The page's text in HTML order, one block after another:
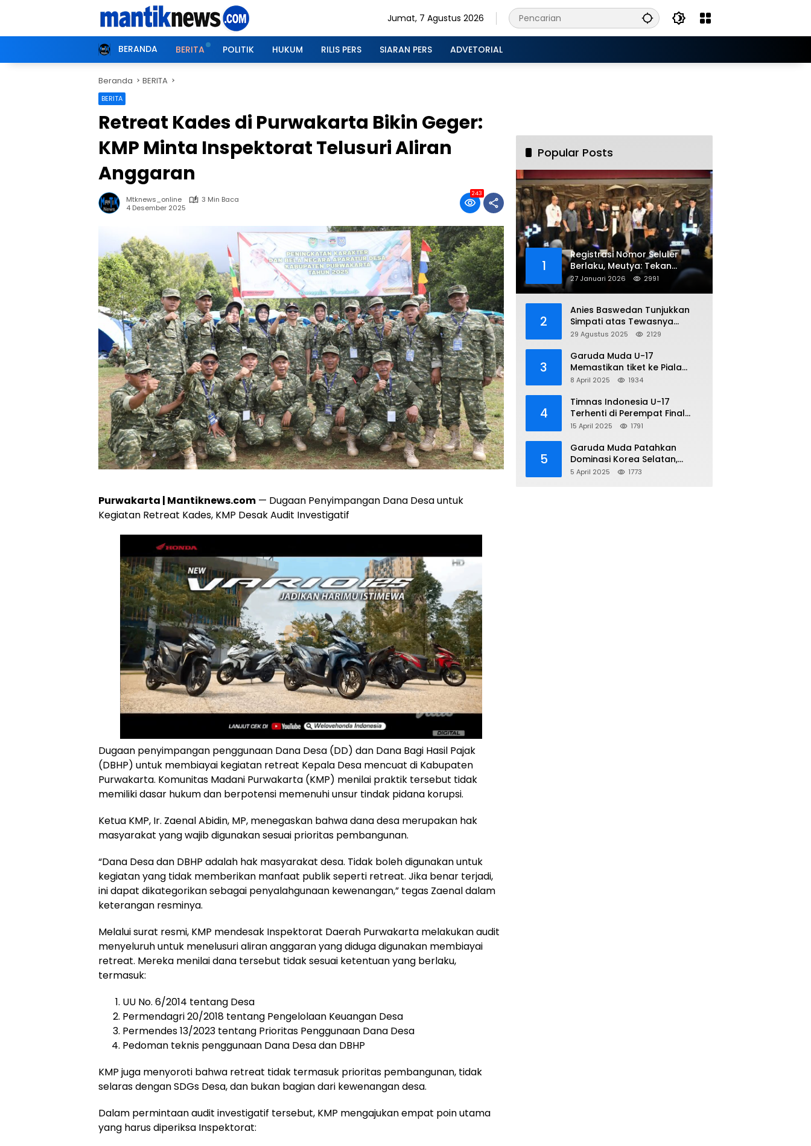
Jumat, 7 Agustus 2026
BERANDA BERITA POLITIK HUKUM RILIS PERS SIARAN PERS ADVETORIAL
Beranda BERITA
BERITA
Retreat Kades di Purwakarta Bikin Geger:
KMP Minta Inspektorat Telusuri Aliran
Anggaran
Mtknews_online
3 Min Baca
4 Desember 2025
243
Purwakarta | Mantiknews.com — Dugaan Penyimpangan Dana Desa untuk
Kegiatan Retreat Kades, KMP Desak Audit Investigatif
Dugaan penyimpangan penggunaan Dana Desa (DD) dan Dana Bagi Hasil Pajak
(DBHP) untuk membiayai kegiatan retreat Kepala Desa mencuat di Kabupaten
Purwakarta. Komunitas Madani Purwakarta (KMP) menilai praktik tersebut tidak
memiliki dasar hukum dan berpotensi memenuhi unsur tindak pidana korupsi.
Ketua KMP, Ir. Zaenal Abidin, MP, menegaskan bahwa dana desa merupakan hak
masyarakat yang wajib digunakan sesuai prioritas pembangunan.
“Dana Desa dan DBHP adalah hak masyarakat desa. Tidak boleh digunakan untuk
kegiatan yang tidak memberikan manfaat publik seperti retreat. Jika benar terjadi,
ini dapat dikategorikan sebagai penyalahgunaan kewenangan,” tegas Zaenal dalam
keterangan resminya.
Melalui surat resmi, KMP mendesak Inspektorat Daerah Purwakarta melakukan audit
menyeluruh untuk menelusuri aliran anggaran yang diduga digunakan membiayai
retreat. Mereka menilai dana tersebut tidak sesuai ketentuan yang berlaku,
termasuk:
UU No. 6/2014 tentang Desa
Permendagri 20/2018 tentang Pengelolaan Keuangan Desa
Permendes 13/2023 tentang Prioritas Penggunaan Dana Desa
Pedoman teknis penggunaan Dana Desa dan DBHP
KMP juga menyoroti bahwa retreat tidak termasuk prioritas pembangunan, tidak
selaras dengan SDGs Desa, dan bukan bagian dari kewenangan desa.
Dalam permintaan audit investigatif tersebut, KMP mengajukan empat poin utama
yang harus diperiksa Inspektorat:
Popular Posts
1
Registrasi Nomor Seluler
Berlaku, Meutya: Tekan
Penipuan Online
27 Januari 2026 2991
2
Anies Baswedan Tunjukkan
Simpati atas Tewasnya
Pengemudi Ojol dalam Aksi
29 Agustus 2025 2129
3
Garuda Muda U-17
Memastikan tiket ke Piala
Dunia Setelah Mencetak
Yaman 4-1 di Piala Asia 2025
8 April 2025 1934
4
Timnas Indonesia U-17
Terhenti di Perempat Final
Piala Asia 2025: Terkecoh
15 April 2025 1791
5
Garuda Muda Patahkan
Dominasi Korea Selatan,
Dalam Laga Pembuka Piala
5 April 2025 1773